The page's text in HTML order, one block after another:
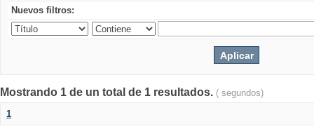
Nuevos filtros:
Mostrando 1 de un total de 1 resultados. ( segundos)
1